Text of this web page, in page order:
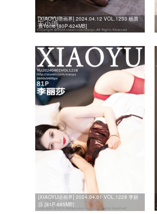
[XIAOYU语画界] 2024.04.12 VOL.1233 杨晨
晨Yome [80P-624MB]
[XIAOYU语画界] 2024.04.01 VOL.1228 李丽
莎 [81P-685MB]